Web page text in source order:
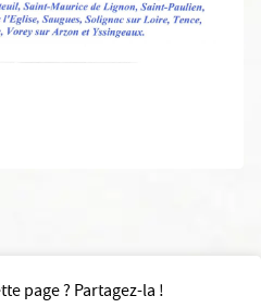
page ? Partagez-la !